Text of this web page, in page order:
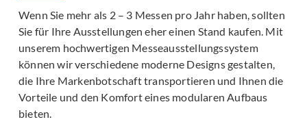
Wenn Sie mehr als 2 – 3 Messen pro Jahr haben, sollten
Sie für Ihre Ausstellungen eher einen Stand kaufen. Mit
unserem hochwertigen Messeausstellungssystem
können wir verschiedene moderne Designs gestalten,
die Ihre Markenbotschaft transportieren und Ihnen die
Vorteile und den Komfort eines modularen Aufbaus
bieten.